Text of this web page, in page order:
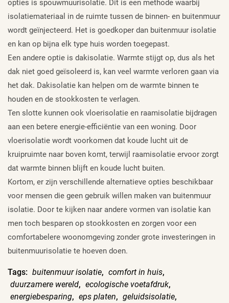
opties is spouwmuurisolatie. Dit is een methode waarbij
isolatiemateriaal in de ruimte tussen de binnen- en buitenmuur
wordt geïnjecteerd. Het is goedkoper dan buitenmuur isolatie
en kan op bijna elk type huis worden toegepast.
Een andere optie is dakisolatie. Warmte stijgt op, dus als het
dak niet goed geïsoleerd is, kan veel warmte verloren gaan via
het dak. Dakisolatie kan helpen om de warmte binnen te
houden en de stookkosten te verlagen.
Ten slotte kunnen ook vloerisolatie en raamisolatie bijdragen
aan een betere energie-efficiëntie van een woning. Door
vloerisolatie wordt voorkomen dat koude lucht uit de
kruipruimte naar boven komt, terwijl raamisolatie ervoor zorgt
dat warmte binnen blijft en koude lucht buiten.
Kortom, er zijn verschillende alternatieve opties beschikbaar
voor mensen die geen gebruik willen maken van buitenmuur
isolatie. Door te kijken naar andere vormen van isolatie kan
men toch besparen op stookkosten en zorgen voor een
comfortabelere woonomgeving zonder grote investeringen in
buitenmuurisolatie te hoeven doen.
Tags: buitenmuur isolatie, comfort in huis,
duurzamere wereld, ecologische voetafdruk,
energiebesparing, eps platen, geluidsisolatie,